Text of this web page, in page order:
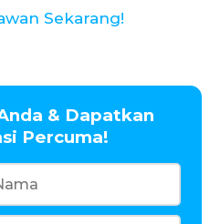
Sekarang!
& Dapatkan
Percuma!